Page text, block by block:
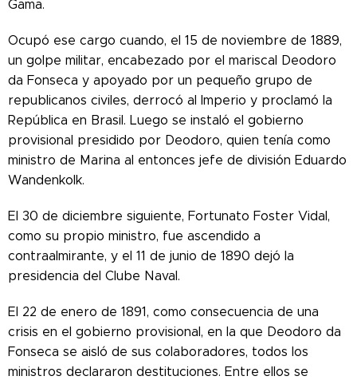
Gama.
Ocupó ese cargo cuando, el 15 de noviembre de 1889,
un golpe militar, encabezado por el mariscal Deodoro
da Fonseca y apoyado por un pequeño grupo de
republicanos civiles, derrocó al Imperio y proclamó la
República en Brasil. Luego se instaló el gobierno
provisional presidido por Deodoro, quien tenía como
ministro de Marina al entonces jefe de división Eduardo
Wandenkolk.
El 30 de diciembre siguiente, Fortunato Foster Vidal,
como su propio ministro, fue ascendido a
contraalmirante, y el 11 de junio de 1890 dejó la
presidencia del Clube Naval.
El 22 de enero de 1891, como consecuencia de una
crisis en el gobierno provisional, en la que Deodoro da
Fonseca se aisló de sus colaboradores, todos los
ministros declararon destituciones. Entre ellos se